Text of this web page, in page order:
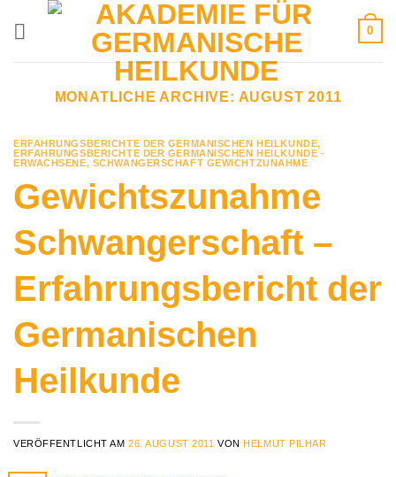
0
MONATLICHE ARCHIVE: AUGUST 2011
ERFAHRUNGSBERICHTE DER GERMANISCHEN HEILKUNDE,
ERFAHRUNGSBERICHTE DER GERMANISCHEN HEILKUNDE -
ERWACHSENE, SCHWANGERSCHAFT GEWICHTZUNAHME
Gewichtszunahme
Schwangerschaft –
Erfahrungsbericht der
Germanischen
Heilkunde
VERÖFFENTLICHT AM26. AUGUST 2011 VON HELMUT PILHAR